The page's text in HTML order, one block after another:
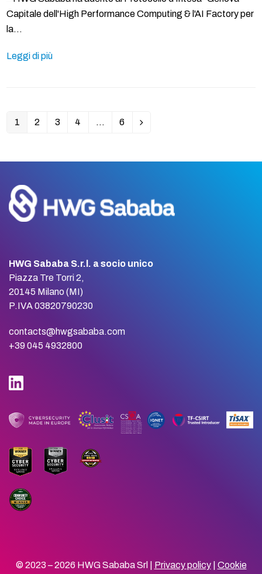
Capitale dell'High Performance Computing & l'AI Factory per
la…
Leggi di più
Pagina
1 Pagina
2 Pagina
3 Pagina
4 … Pagina
6 Successivo
HWG Sababa S.r.l. a socio unico
Piazza Tre Torri 2,
20145 Milano (MI)
P.IVA 03820790230
contacts@hwgsababa.com
+39 045 4932800
© 2023 – 2026 HWG Sababa Srl | Privacy policy| Cookie